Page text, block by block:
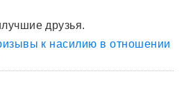
друзья.
к насилию в отношении